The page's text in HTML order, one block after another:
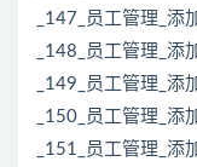
_147_员工管理_
_148_员工管理_
_149_员工管理_
_150_员工管理_
_151_员工管理_添